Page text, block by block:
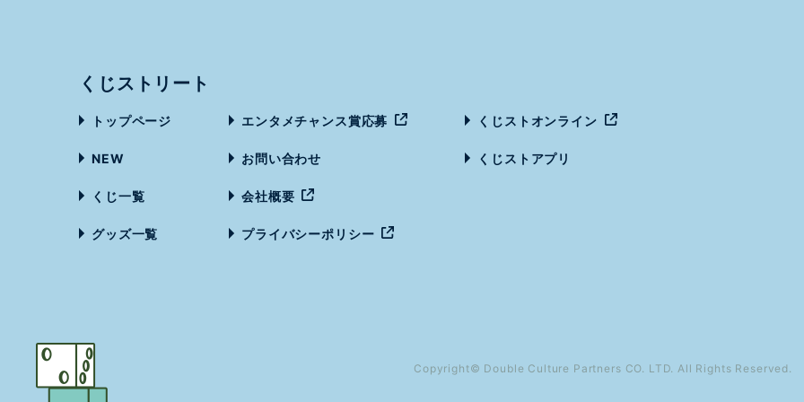
くじストリート
トップページ
NEW
くじ一覧
グッズ一覧
エンタメチャンス賞応募
お問い合わせ
会社概要
プライバシーポリシー
くじストオンライン
くじストアプリ
Copyright© Double Culture Partners CO. LTD. All Rights Reserved.